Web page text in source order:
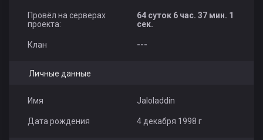
Провёл на серверах
проекта:
64 суток 6 час. 37 мин. 1
сек.
Клан ---
Личные данные
Имя Jaloladdin
Дата рождения 4 декабря 1998 г